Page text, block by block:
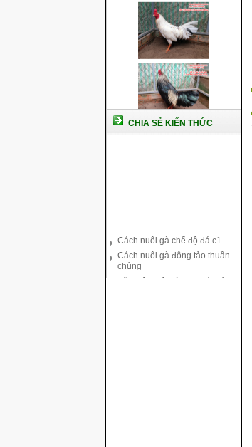
CHIA SẺ KIẾN THỨC
Cách nuôi gà đông tảo thuần
Kỹ thuật nuôi gà con mới nở
Hướng dẫn nuôi gà đá